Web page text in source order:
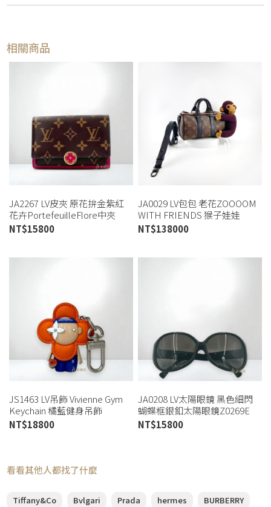
相關商品
JA2267 LV皮夾 原花拚金紫紅
花卉PortefeuilleFlore中夾
M64588 (桃園店)
NT$15800
JA0029 LV包包 老花ZOOOOM
WITH FRIENDS 猴子娃娃
KEEPALL XS(喬萱桃園店)
NT$138000
JS1463 LV吊飾 Vivienne Gym
Keychain 橘藍健身吊飾
M01198 (板橋店)
NT$18800
JA0208 LV太陽眼鏡 黑色細閃
蝴蝶框銀釦太陽眼鏡Z0269E
(桃園店)
NT$15800
看看其他人都找了什麼
Tiffany&Co Bvlgari Prada hermes
BURBERRY